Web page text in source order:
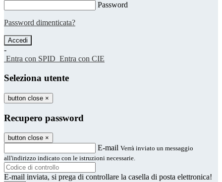
Password
Password dimenticata?
-
Entra con SPID Entra con CIE
Seleziona utente
button close ×
Recupero password
button close ×
E-mail Verrà inviato un messaggio
all'indirizzo indicato con le istruzioni necessarie.
E-mail inviata, si prega di controllare la casella di posta elettronica!